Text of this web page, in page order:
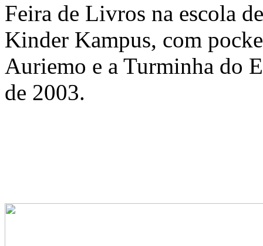
Feira de Livros na escola
Kinder Kampus, com
Auriemo e a Turminha do
de 2003.